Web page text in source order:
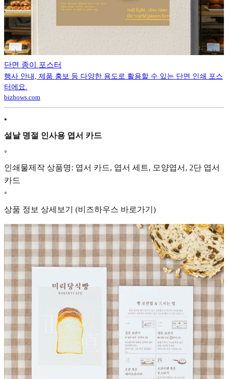
단면 종이 포스터
행사 안내, 제품 홍보 등 다양한 용도로 활용할 수 있는 단면 인쇄 포스
터에요.
bizhows.com
•
설날 명절 인사용 엽서 카드
◦
인쇄물제작 상품명: 엽서 카드, 엽서 세트, 모양엽서, 2단 엽서
카드
◦
상품 정보 상세보기 (비즈하우스 바로가기)